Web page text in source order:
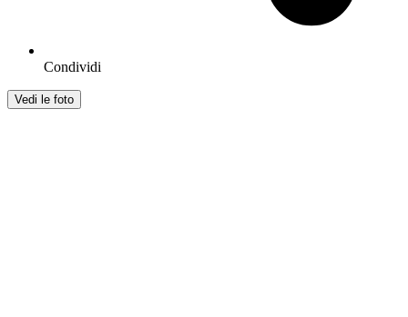
Condividi
Vedi le foto